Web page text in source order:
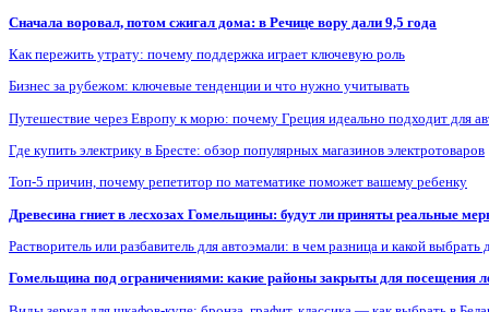
Сначала воровал, потом сжигал дома: в Речице вору дали 9,5 года
Как пережить утрату: почему поддержка играет ключевую роль
Бизнес за рубежом: ключевые тенденции и что нужно учитывать
Путешествие через Европу к морю: почему Греция идеально подходит для
Где купить электрику в Бресте: обзор популярных магазинов электротоваров
Топ-5 причин, почему репетитор по математике поможет вашему ребенку
Древесина гниет в лесхозах Гомельщины: будут ли приняты реальные
Растворитель или разбавитель для автоэмали: в чем разница и какой выбрать
Гомельщина под ограничениями: какие районы закрыты для посещения